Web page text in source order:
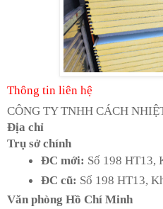
Thông tin liên hệ
CÔNG TY TNHH CÁCH
Địa chỉ
Trụ sở chính
ĐC mới: Số 198 HT13,
ĐC cũ: Số 198 HT13,
Văn phòng Hồ Chí Minh